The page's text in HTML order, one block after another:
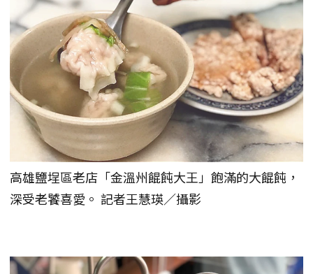
高雄鹽埕區老店「金溫州餛飩大王」飽滿的大餛飩，
深受老饕喜愛。 記者王慧瑛／攝影